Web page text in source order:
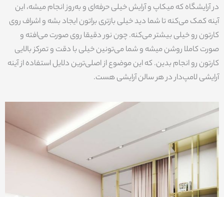
در آرایشگاه که میکاپ و آرایش خیلی حرفه‌ای و به‌روز انجام میشه، این
آینه کمک می‌کنه تا شما دید خیلی بازتری براتون ایجاد بشه و اشراف روی
کارتون رو خیلی بیشتر می‌کنه. چون نور دقیقا روی صورت می‌افته و
صورت کاملا روشن میشه و شما می‌تونین خیلی با دقت و تمرکز بالایی
کارتون رو انجام بدین. که این موضوع از اصلی‌ترین دلایل استفاده از آینه
آرایشی لامپ‌دار در هر سالن آرایشی هست.